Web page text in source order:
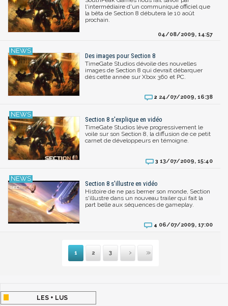
l'intermédiaire d'un communiqué officiel que
la bêta de Section 8 débutera le 10 août
prochain.
04/08/2009, 14:57
Des images pour Section 8
TimeGate Studios dévoile des nouvelles
images de Section 8 qui devrait débarquer
dès cette année sur Xbox 360 et PC.
2 24/07/2009, 16:38
Section 8 s'explique en vidéo
TimeGate Studios lève progressivement le
voile sur son Section 8, la diffusion de ce petit
carnet de développeurs en témoigne.
3 13/07/2009, 15:40
Section 8 s'illustre en vidéo
Histoire de ne pas berner son monde, Section
s'illustre dans un nouveau trailer qui fait la
part belle aux séquences de gameplay.
4 06/07/2009, 17:00
1 2 3
Suivante
Dernière
LES + LUS